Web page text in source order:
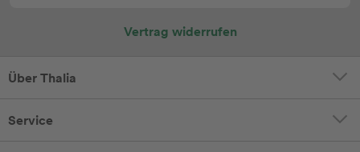
Vertrag widerrufen
Über Thalia
Service